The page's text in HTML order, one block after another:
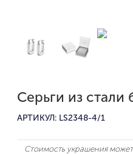
Серьги из стали
АРТИКУЛ: LS2348-4/1
Стоимость украшения